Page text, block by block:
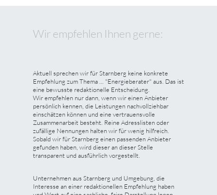
Wir empfehlen Ihnen gerne:
Aktuell sprechen wir für Starnberg keine konkrete
Empfehlung zum Thema ... "Energieberater" aus. Das ist
eine bewusste redaktionelle Entscheidung.
Wir empfehlen nur dann, wenn wir einen Anbieter
persönlich kennen, die Leistungen nachvollziehbar
einschätzen können und eine vertrauensvolle
Zusammenarbeit besteht. Reine Adresslisten oder
zufällige Nennungen halten wir für wenig hilfreich.
Sobald wir für Starnberg einen passenden Anbieter
gefunden haben, wird dieser an dieser Stelle
transparent und ausführlich vorgestellt.
Unternehmen aus Starnberg und Umgebung, die
Interesse an einer redaktionellen Empfehlung haben